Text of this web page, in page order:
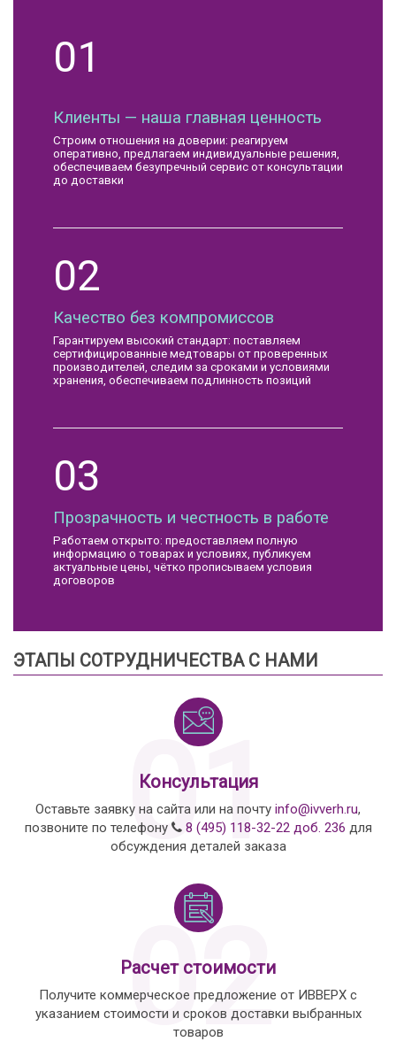
01
Клиенты — наша главная ценность
Строим отношения на доверии: реагируем
оперативно, предлагаем индивидуальные решения,
обеспечиваем безупречный сервис от консультации
до доставки
02
Качество без компромиссов
Гарантируем высокий стандарт: поставляем
сертифицированные медтовары от проверенных
производителей, следим за сроками и условиями
хранения, обеспечиваем подлинность позиций
03
Прозрачность и честность в работе
Работаем открыто: предоставляем полную
информацию о товарах и условиях, публикуем
актуальные цены, чётко прописываем условия
договоров
ЭТАПЫ СОТРУДНИЧЕСТВА С НАМИ
01
Консультация
Оставьте заявку на сайта или на почту info@ivverh.ru,
позвоните по телефону
8 (495) 118-32-22 доб. 236 для
обсуждения деталей заказа
02
Расчет стоимости
Получите коммерческое предложение от ИВВЕРХ с
указанием стоимости и сроков доставки выбранных
товаров